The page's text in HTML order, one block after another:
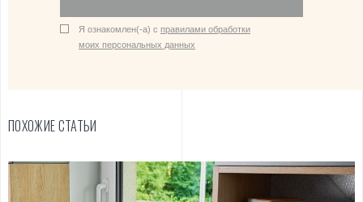
Я ознакомлен(-а) с правилами обработки
моих персональных данных
ПОХОЖИЕ СТАТЬИ